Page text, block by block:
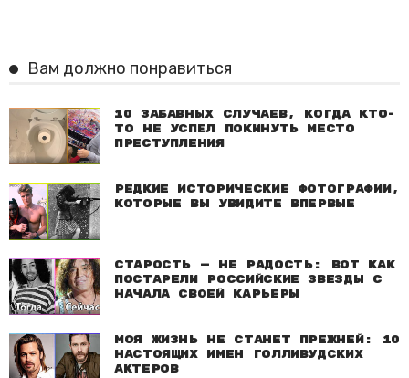
Вам должно понравиться
10 забавных случаев, когда кто-
то не успел покинуть место
преступления
Редкие исторические фотографии,
которые вы увидите впервые
Старость — не радость: Вот как
постарели российские звезды с
начала своей карьеры
Моя жизнь не станет прежней: 10
настоящих имен голливудских
актеров